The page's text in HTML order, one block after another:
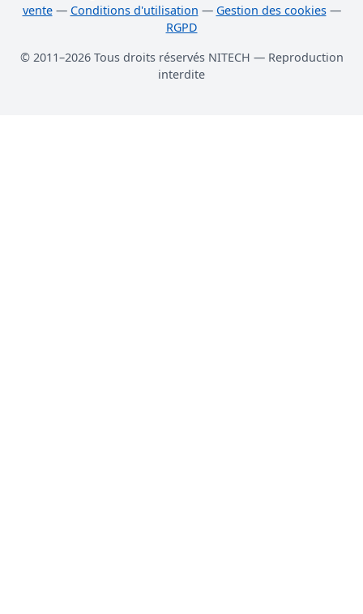
vente— Conditions d'utilisation — Gestion des cookies—
RGPD
© 2011–2026 Tous droits réservés NITECH — Reproduction
interdite